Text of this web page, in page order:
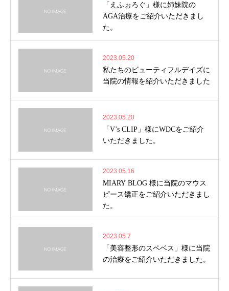
「えふぉろぐ」様に姉妹院の
AGA治療をご紹介いただきまし
た。
2023.05.20
私たちのビューティフルデイズに
当院の情報を紹介いただきました
2023.05.20
「V’s CLIP」様にWDCをご紹介
いただきました。
2023.05.16
MIARY BLOG 様に当院のマウス
ピース矯正をご紹介いただきまし
た。
2023.05.7
「美容整形のスペベス」様に当院
の治療をご紹介いただきました。